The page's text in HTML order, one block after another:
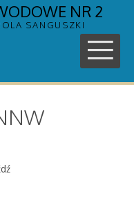
NR 2
SANGUSZKI